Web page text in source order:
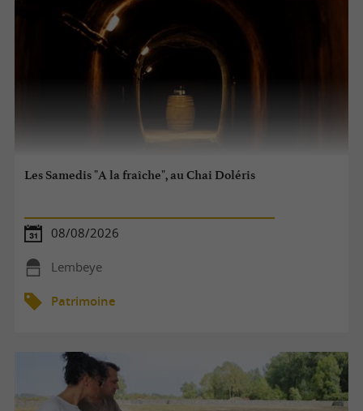
Les Samedis "A la fraîche", au Chai Doléris
08/08/2026
Lembeye
Patrimoine